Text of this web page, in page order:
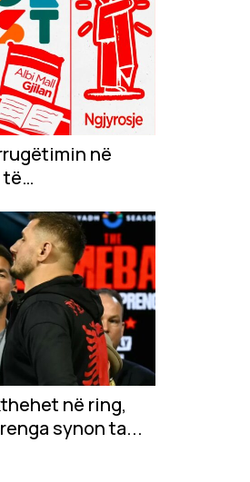
në
të
në ring,
synon ta...